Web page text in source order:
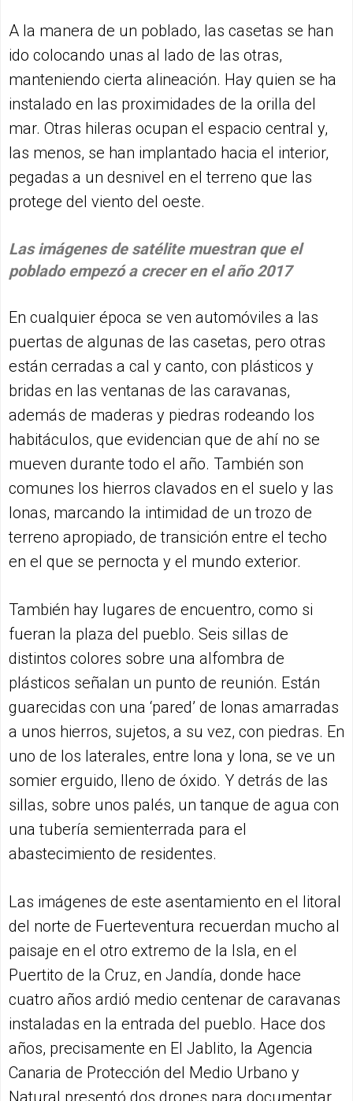
A la manera de un poblado, las casetas se han
ido colocando unas al lado de las otras,
manteniendo cierta alineación. Hay quien se ha
instalado en las proximidades de la orilla del
mar. Otras hileras ocupan el espacio central y,
las menos, se han implantado hacia el interior,
pegadas a un desnivel en el terreno que las
protege del viento del oeste.
Las imágenes de satélite muestran que el
poblado empezó a crecer en el año 2017
En cualquier época se ven automóviles a las
puertas de algunas de las casetas, pero otras
están cerradas a cal y canto, con plásticos y
bridas en las ventanas de las caravanas,
además de maderas y piedras rodeando los
habitáculos, que evidencian que de ahí no se
mueven durante todo el año. También son
comunes los hierros clavados en el suelo y las
lonas, marcando la intimidad de un trozo de
terreno apropiado, de transición entre el techo
en el que se pernocta y el mundo exterior.
También hay lugares de encuentro, como si
fueran la plaza del pueblo. Seis sillas de
distintos colores sobre una alfombra de
plásticos señalan un punto de reunión. Están
guarecidas con una ‘pared’ de lonas amarradas
a unos hierros, sujetos, a su vez, con piedras. En
uno de los laterales, entre lona y lona, se ve un
somier erguido, lleno de óxido. Y detrás de las
sillas, sobre unos palés, un tanque de agua con
una tubería semienterrada para el
abastecimiento de residentes.
Las imágenes de este asentamiento en el litoral
del norte de Fuerteventura recuerdan mucho al
paisaje en el otro extremo de la Isla, en el
Puertito de la Cruz, en Jandía, donde hace
cuatro años ardió medio centenar de caravanas
instaladas en la entrada del pueblo. Hace dos
años, precisamente en El Jablito, la Agencia
Canaria de Protección del Medio Urbano y
Natural presentó dos drones para documentar